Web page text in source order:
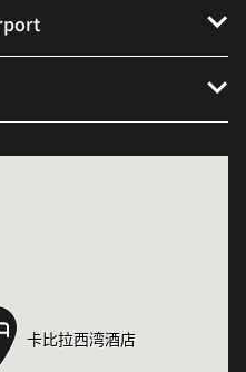
卡比拉西湾酒店
卡比拉西湾酒店